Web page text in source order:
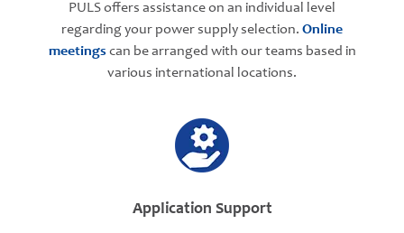
PULS offers assistance on an individual level
regarding your power supply selection. Online
meetings can be arranged with our teams based in
various international locations.
Application Support